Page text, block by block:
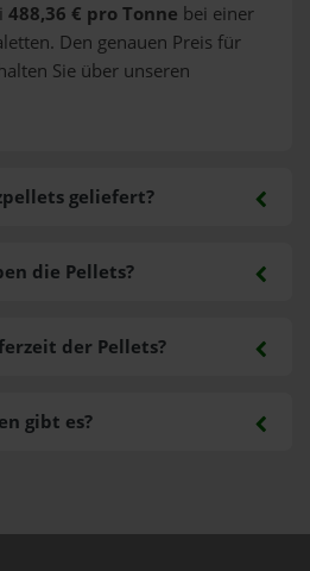
488,36 € pro Tonne bei einer
Den genauen Preis für
Sie über unseren
geliefert?
gibt es?
die Pellets?
der Pellets?